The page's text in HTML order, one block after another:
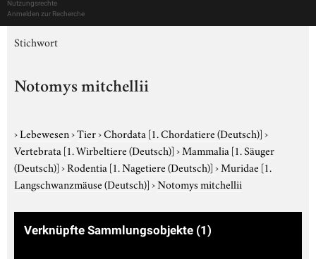
Nutzungsrechte
Anmelden zur Recherche
Stichwort
Notomys mitchellii
›Lebewesen›Tier›Chordata [1. Chordatiere (Deutsch)]›
Vertebrata [1. Wirbeltiere (Deutsch)]›Mammalia [1. Säuger
(Deutsch)]›Rodentia [1. Nagetiere (Deutsch)]›Muridae [1.
Langschwanzmäuse (Deutsch)]›Notomys mitchellii
Verknüpfte Sammlungsobjekte (1)